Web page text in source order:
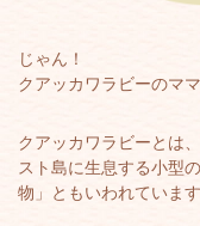
じゃん！
クアッカワラビーのマ
クアッカワラビーとは
スト島に生息する小型
物」ともいわれています